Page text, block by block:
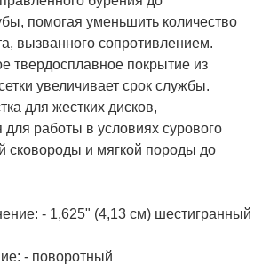
помогая уменьшить количество
вызванного сопротивлением.
твердосплавное покрытие из
увеличивает срок службы.
для жестких дисков,
для работы в условиях сурового
сковороды и мягкой породы до
- 1,625" (4,13 см) шестигранный
- поворотный